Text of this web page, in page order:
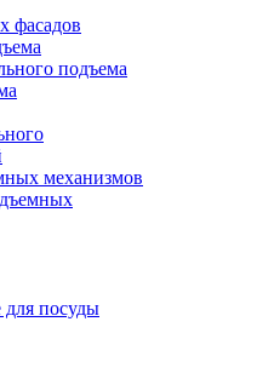
фасадов
подъема
механизмов